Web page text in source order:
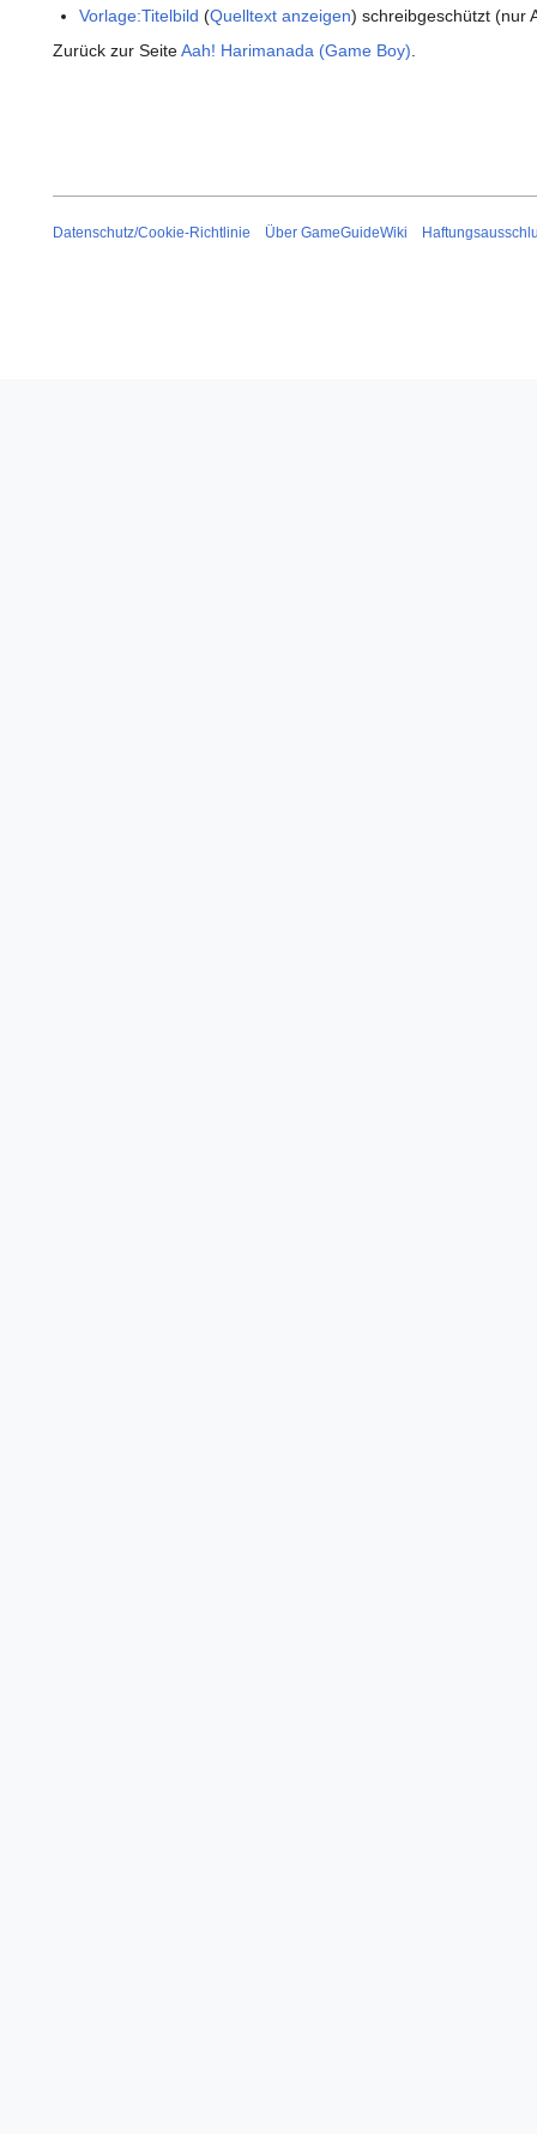
Vorlage:Titelbild (Quelltext anzeigen) schreibgeschützt (nur
Zurück zur SeiteAah! Harimanada (Game Boy).
Datenschutz/Cookie-Richtlinie Über GameGuideWiki